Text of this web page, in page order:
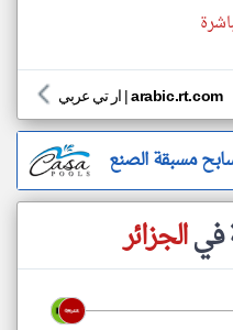
ار تي عربي |arabic.rt.com
مسبقة الصنع
فيالجزائر